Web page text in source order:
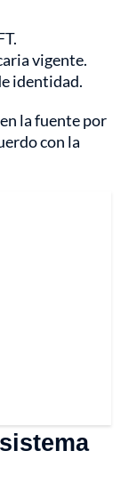
vigente.
identidad.
la fuente por
con la